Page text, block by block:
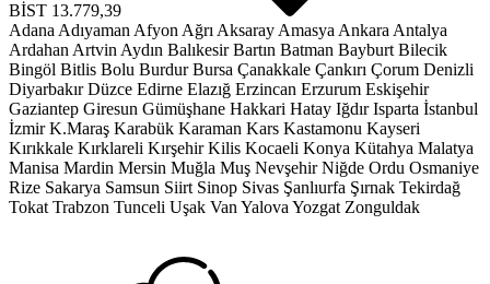
BİST 13.779,39
Adana Adıyaman Afyon Ağrı Aksaray Amasya Ankara Antalya
Ardahan Artvin Aydın Balıkesir Bartın Batman Bayburt Bilecik
Bingöl Bitlis Bolu Burdur Bursa Çanakkale Çankırı Çorum Denizli
Diyarbakır Düzce Edirne Elazığ Erzincan Erzurum Eskişehir
Gaziantep Giresun Gümüşhane Hakkari Hatay Iğdır Isparta İstanbul
İzmir K.Maraş Karabük Karaman Kars Kastamonu Kayseri
Kırıkkale Kırklareli Kırşehir Kilis Kocaeli Konya Kütahya Malatya
Manisa Mardin Mersin Muğla Muş Nevşehir Niğde Ordu Osmaniye
Rize Sakarya Samsun Siirt Sinop Sivas Şanlıurfa Şırnak Tekirdağ
Tokat Trabzon Tunceli Uşak Van Yalova Yozgat Zonguldak